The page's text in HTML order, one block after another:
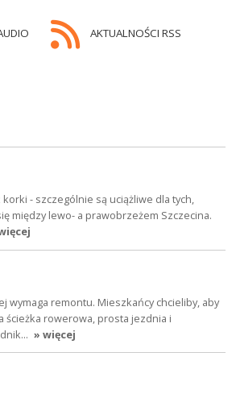
AKTUALNOŚCI RSS
- szczególnie są uciążliwe dla tych,
między lewo- a prawobrzeżem Szczecina.
wymaga remontu. Mieszkańcy chcieliby, aby
ścieżka rowerowa, prosta jezdnia i
» więcej